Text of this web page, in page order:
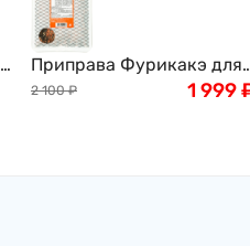
Приправа Фурикакэ для
риса Nichifuri с лососем,
2 100 ₽ 1 999